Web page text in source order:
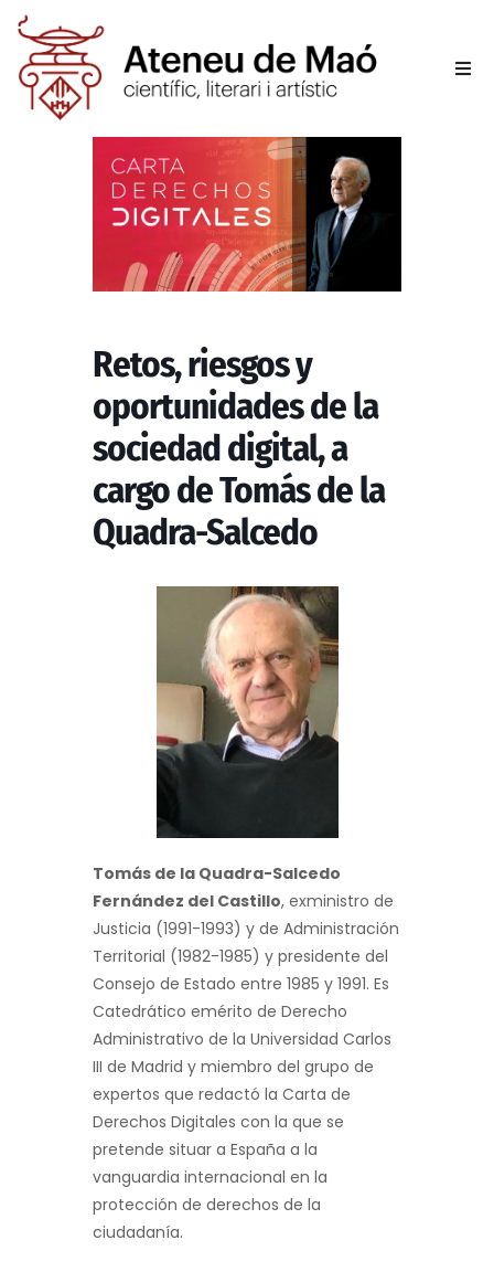
Retos, riesgos y
oportunidades de la
sociedad digital, a
cargo de Tomás de la
Quadra-Salcedo
Tomás de la Quadra-Salcedo
Fernández del Castillo, exministro de
Justicia (1991-1993) y de Administración
Territorial (1982-1985) y presidente del
Consejo de Estado entre 1985 y 1991. Es
Catedrático emérito de Derecho
Administrativo de la Universidad Carlos
III de Madrid y miembro del grupo de
expertos que redactó la Carta de
Derechos Digitales con la que se
pretende situar a España a la
vanguardia internacional en la
protección de derechos de la
ciudadanía.